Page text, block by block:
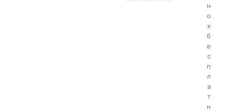
н
о
к
б
е
с
п
л
а
т
н